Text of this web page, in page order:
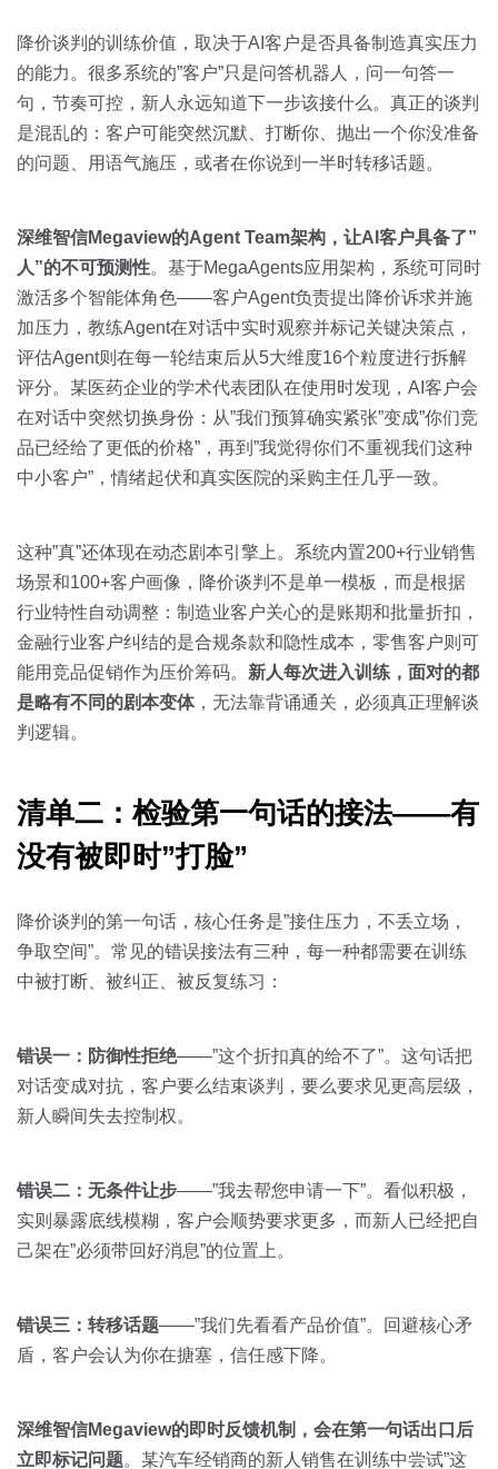
降价谈判的训练价值，取决于AI客户是否具备制造真实压力
的能力。很多系统的”客户”只是问答机器人，问一句答一
句，节奏可控，新人永远知道下一步该接什么。真正的谈判
是混乱的：客户可能突然沉默、打断你、抛出一个你没准备
的问题、用语气施压，或者在你说到一半时转移话题。
深维智信Megaview的Agent Team架构，让AI客户具备了”
人”的不可预测性。基于MegaAgents应用架构，系统可同时
激活多个智能体角色——客户Agent负责提出降价诉求并施
加压力，教练Agent在对话中实时观察并标记关键决策点，
评估Agent则在每一轮结束后从5大维度16个粒度进行拆解
评分。某医药企业的学术代表团队在使用时发现，AI客户会
在对话中突然切换身份：从”我们预算确实紧张”变成”你们竞
品已经给了更低的价格”，再到”我觉得你们不重视我们这种
中小客户”，情绪起伏和真实医院的采购主任几乎一致。
这种”真”还体现在动态剧本引擎上。系统内置200+行业销售
场景和100+客户画像，降价谈判不是单一模板，而是根据
行业特性自动调整：制造业客户关心的是账期和批量折扣，
金融行业客户纠结的是合规条款和隐性成本，零售客户则可
能用竞品促销作为压价筹码。 新人每次进入训练，面对的都
是略有不同的剧本变体，无法靠背诵通关，必须真正理解谈
判逻辑。
清单二：检验第一句话的接法——有
没有被即时”打脸”
降价谈判的第一句话，核心任务是”接住压力，不丢立场，
争取空间”。常见的错误接法有三种，每一种都需要在训练
中被打断、被纠正、被反复练习：
错误一：防御性拒绝——”这个折扣真的给不了”。这句话把
对话变成对抗，客户要么结束谈判，要么要求见更高层级，
新人瞬间失去控制权。
错误二：无条件让步——”我去帮您申请一下”。看似积极，
实则暴露底线模糊，客户会顺势要求更多，而新人已经把自
己架在”必须带回好消息”的位置上。
错误三：转移话题——”我们先看看产品价值”。回避核心矛
盾，客户会认为你在搪塞，信任感下降。
深维智信Megaview的即时反馈机制，会在第一句话出口后
立即标记问题。某汽车经销商的新人销售在训练中尝试”这